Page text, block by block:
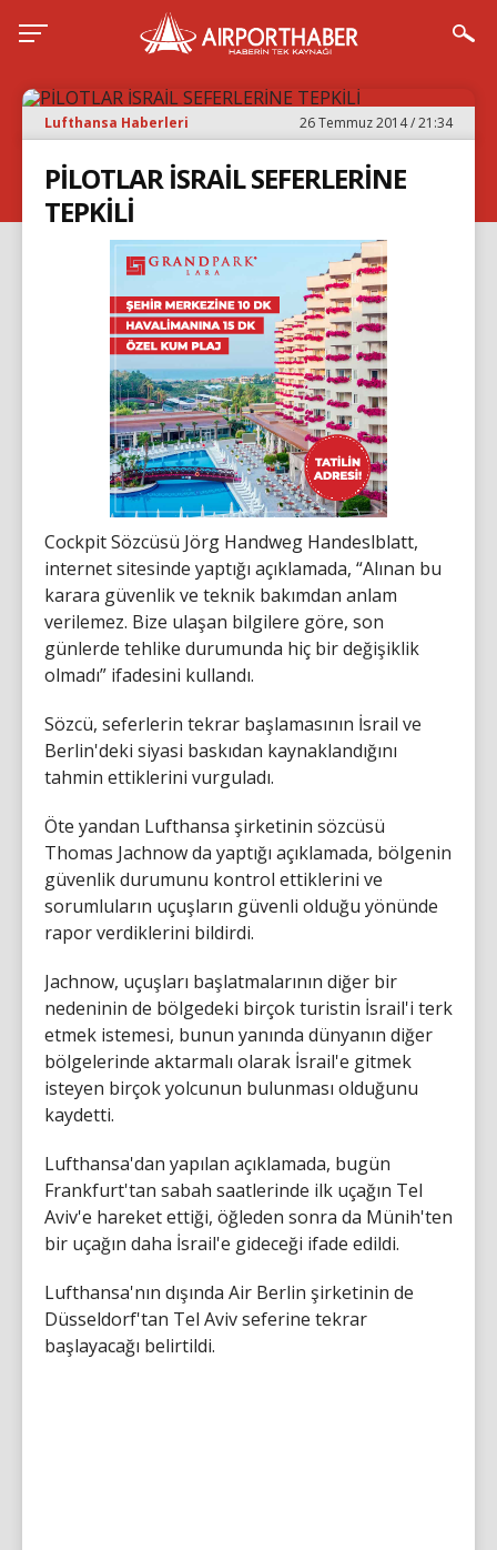
Lufthansa Haberleri 26 Temmuz 2014 / 21:34
PİLOTLAR İSRAİL SEFERLERİNE
TEPKİLİ
Cockpit Sözcüsü Jörg Handweg Handeslblatt,
internet sitesinde yaptığı açıklamada, “Alınan bu
karara güvenlik ve teknik bakımdan anlam
verilemez. Bize ulaşan bilgilere göre, son
günlerde tehlike durumunda hiç bir değişiklik
olmadı” ifadesini kullandı.
Sözcü, seferlerin tekrar başlamasının İsrail ve
Berlin'deki siyasi baskıdan kaynaklandığını
tahmin ettiklerini vurguladı.
Öte yandan Lufthansa şirketinin sözcüsü
Thomas Jachnow da yaptığı açıklamada, bölgenin
güvenlik durumunu kontrol ettiklerini ve
sorumluların uçuşların güvenli olduğu yönünde
rapor verdiklerini bildirdi.
Jachnow, uçuşları başlatmalarının diğer bir
nedeninin de bölgedeki birçok turistin İsrail'i terk
etmek istemesi, bunun yanında dünyanın diğer
bölgelerinde aktarmalı olarak İsrail'e gitmek
isteyen birçok yolcunun bulunması olduğunu
kaydetti.
Lufthansa'dan yapılan açıklamada, bugün
Frankfurt'tan sabah saatlerinde ilk uçağın Tel
Aviv'e hareket ettiği, öğleden sonra da Münih'ten
bir uçağın daha İsrail'e gideceği ifade edildi.
Lufthansa'nın dışında Air Berlin şirketinin de
Düsseldorf'tan Tel Aviv seferine tekrar
başlayacağı belirtildi.